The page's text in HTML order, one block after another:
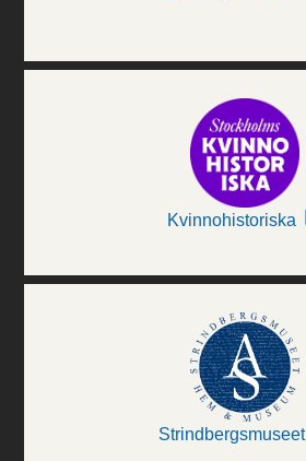
Kvinnohistoriska
Strindbergsmuseet